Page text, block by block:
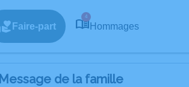
Faire-part
4
Hommages
Message de la famille